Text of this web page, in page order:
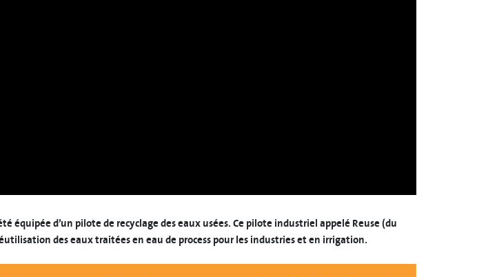
équipée d’un pilote de recyclage des eaux usées. Ce pilote industriel appelé Reuse (du
des eaux traitées en eau de process pour les industries et en irrigation.